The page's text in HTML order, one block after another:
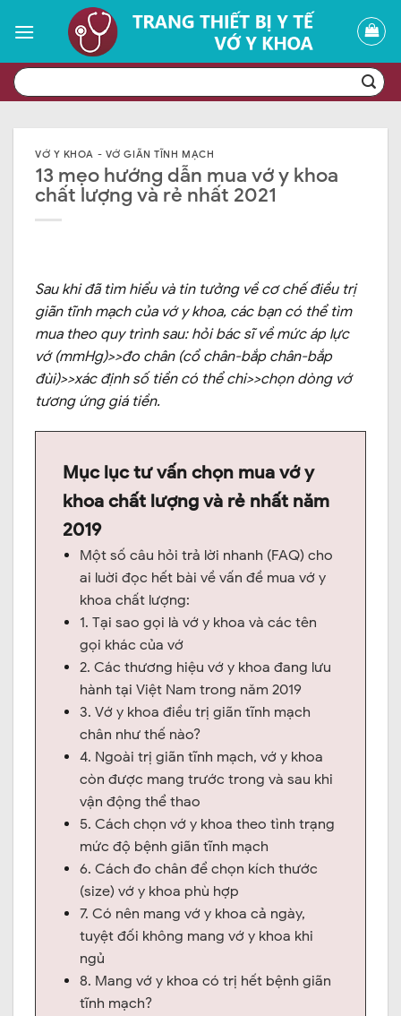
Tìm
kiếm:
VỚ Y KHOA - VỚ GIÃN TĨNH MẠCH
13 mẹo hướng dẫn mua vớ y khoa
chất lượng và rẻ nhất 2021
Sau khi đã tìm hiểu và tin tưởng về cơ chế điều trị
giãn tĩnh mạch của vớ y khoa, các bạn có thể tìm
mua theo quy trình sau: hỏi bác sĩ về mức áp lực
vớ (mmHg)>>đo chân (cổ chân-bắp chân-bắp
đùi)>>xác định số tiền có thể chi>>chọn dòng vớ
tương ứng giá tiền.
Mục lục tư vấn chọn mua vớ y
khoa chất lượng và rẻ nhất năm
2019
Một số câu hỏi trả lời nhanh (FAQ) cho
ai luời đọc hết bài về vấn đề mua vớ y
khoa chất lượng:
1. Tại sao gọi là vớ y khoa và các tên
gọi khác của vớ
2. Các thương hiệu vớ y khoa đang lưu
hành tại Việt Nam trong năm 2019
3. Vớ y khoa điều trị giãn tĩnh mạch
chân như thế nào?
4. Ngoài trị giãn tĩnh mạch, vớ y khoa
còn được mang trước trong và sau khi
vận động thể thao
5. Cách chọn vớ y khoa theo tình trạng
mức độ bệnh giãn tĩnh mạch
6. Cách đo chân để chọn kích thước
(size) vớ y khoa phù hợp
7. Có nên mang vớ y khoa cả ngày,
tuyệt đối không mang vớ y khoa khi
ngủ
8. Mang vớ y khoa có trị hết bệnh giãn
tĩnh mạch?